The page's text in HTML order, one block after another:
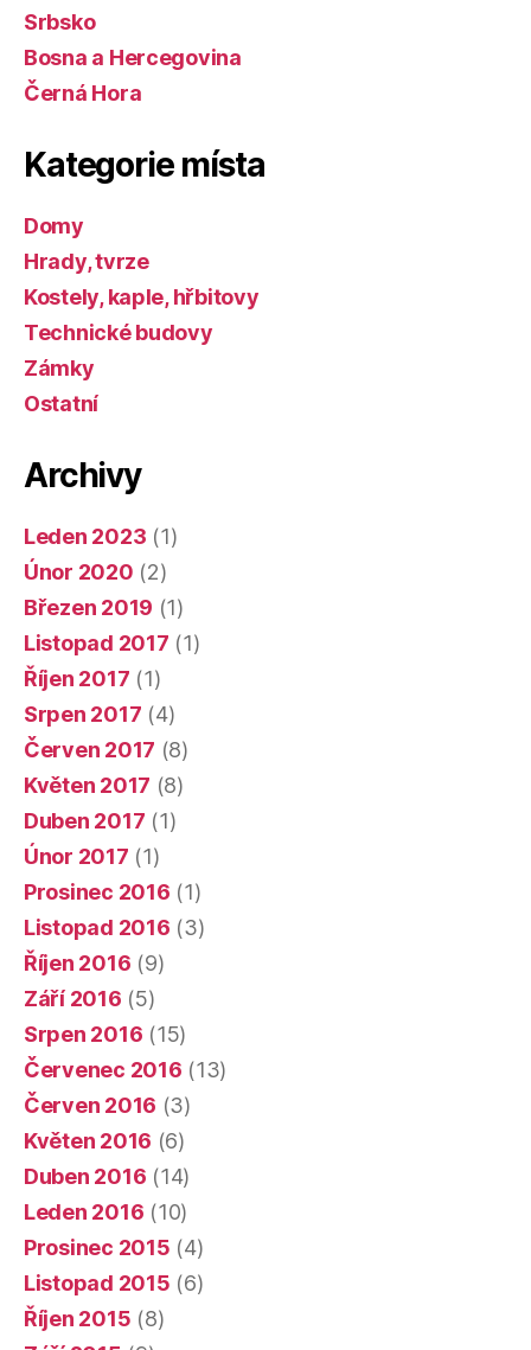
Srbsko
Bosna a Hercegovina
Černá Hora
Kategorie místa
Domy
Hrady, tvrze
Kostely, kaple, hřbitovy
Technické budovy
Zámky
Ostatní
Archivy
Leden 2023 (1)
Únor 2020 (2)
Březen 2019 (1)
Listopad 2017 (1)
Říjen 2017 (1)
Srpen 2017 (4)
Červen 2017 (8)
Květen 2017 (8)
Duben 2017 (1)
Únor 2017 (1)
Prosinec 2016 (1)
Listopad 2016 (3)
Říjen 2016 (9)
Září 2016 (5)
Srpen 2016 (15)
Červenec 2016 (13)
Červen 2016 (3)
Květen 2016 (6)
Duben 2016 (14)
Leden 2016 (10)
Prosinec 2015 (4)
Listopad 2015 (6)
Říjen 2015 (8)